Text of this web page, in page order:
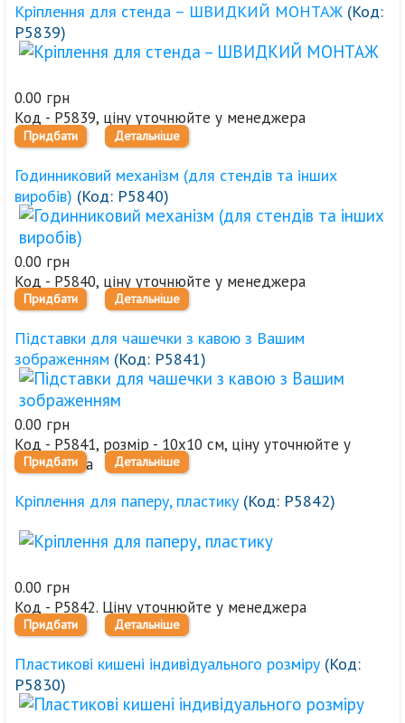
Кріплення для стенда – ШВИДКИЙ МОНТАЖ (Код:
Р5839)
0.00 грн
Код - Р5839, ціну уточнюйте у менеджера
Придбати Детальніше
Годинниковий механізм (для стендів та інших
виробів) (Код: Р5840)
0.00 грн
Код - Р5840, ціну уточнюйте у менеджера
Придбати Детальніше
Підставки для чашечки з кавою з Вашим
зображенням (Код: Р5841)
0.00 грн
Код - Р5841, розмір - 10х10 см, ціну уточнюйте у
менеджера
Придбати Детальніше
Кріплення для паперу, пластику (Код: Р5842)
0.00 грн
Код - Р5842. Ціну уточнюйте у менеджера
Придбати Детальніше
Пластикові кишені індивідуального розміру (Код:
Р5830)